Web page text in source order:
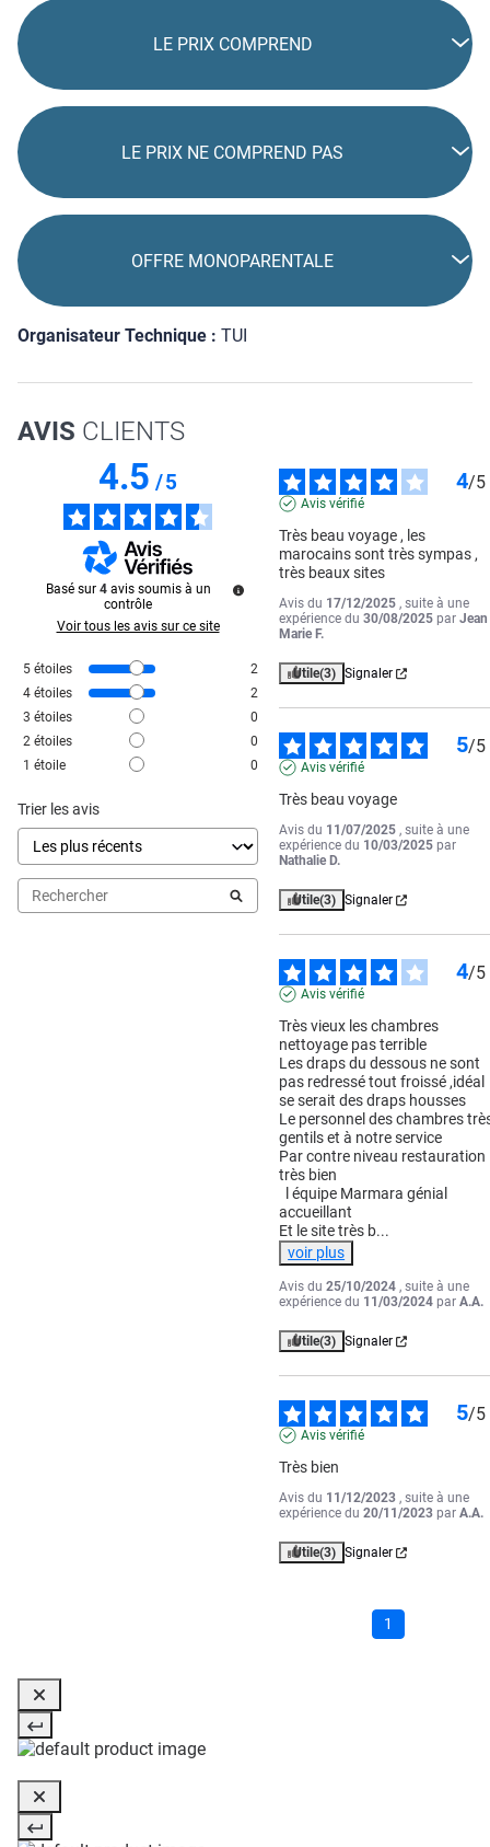
LE PRIX COMPREND
LE PRIX NE COMPREND PAS
OFFRE MONOPARENTALE
Organisateur Technique : TUI
AVIS CLIENTS
4.5/5
Basé sur 4 avis soumis à un
contrôle
Voir tous les avis sur ce site
5 étoiles
2
4 étoiles
2
3 étoiles
0
2 étoiles
0
1 étoile 0
Trier les avis
4/5
Avis vérifié
Très beau voyage , les
marocains sont très sympas ,
très beaux sites
Avis du 17/12/2025 , suite à une
expérience du30/08/2025 parJean
Marie F.
Utile(3) Signaler
5/5
Avis vérifié
Très beau voyage
Avis du 11/07/2025 , suite à une
expérience du 10/03/2025 par
Nathalie D.
Utile(3) Signaler
4/5
Avis vérifié
Très vieux les chambres
nettoyage pas terrible
Les draps du dessous ne sont
pas redressé tout froissé ,idéal
se serait des draps housses
Le personnel des chambres
gentils et à notre service
Par contre niveau restauration
très bien
accueillant
Et le site très b...
voir plus
Avis du25/10/2024 , suite à une
expérience du 11/03/2024 parA.A.
Utile(3) Signaler
5/5
Avis vérifié
Très bien
Avis du 11/12/2023 , suite à une
expérience du20/11/2023 parA.A.
Utile(3) Signaler
1